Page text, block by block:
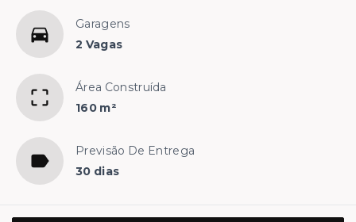
Garagens
2 Vagas
Área Construída
160 m²
Previsão De Entrega
30 dias